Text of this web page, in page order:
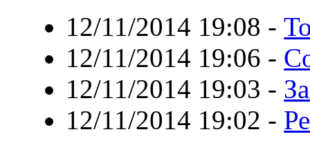
12/11/2014 19:08 -
12/11/2014 19:06 -
12/11/2014 19:03 -
12/11/2014 19:02 -